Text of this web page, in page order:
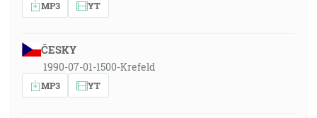
MP3 YT
ČESKY
1990-07-01-1500-Krefeld
MP3 YT